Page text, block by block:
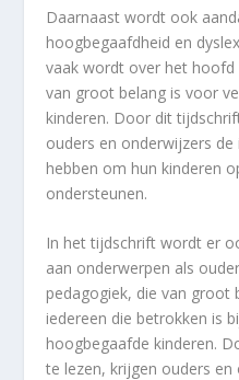
Daarnaast wordt ook
hoogbegaafdheid en
vaak wordt over het hoofd
van groot belang is voor
kinderen. Door dit
ouders en onderwijzers
hebben om hun kinderen
ondersteunen.
In het tijdschrift wordt er
aan onderwerpen als
pedagogiek, die van groot
iedereen die betrokken is
hoogbegaafde kinderen.
te lezen, krijgen ouders en